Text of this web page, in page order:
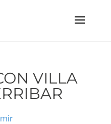
VILLA